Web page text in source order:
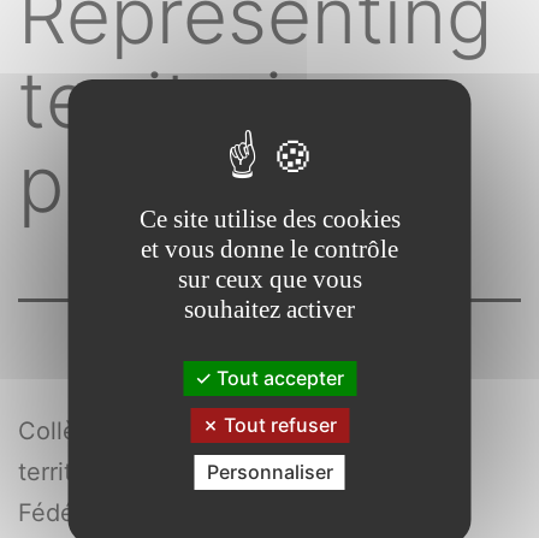
territories :
proceedings
Collège international des sciences
territoriales (4 ; 2018 ; Rouen)
Fédération de recherche, Collège
Ce site utilise des cookies
et vous donne le contrôle
sur ceux que vous
souhaitez activer
Tout accepter
Tout refuser
Personnaliser